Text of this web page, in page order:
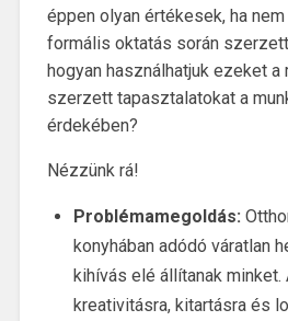
éppen olyan értékesek, ha
formális oktatás során
hogyan használhatjuk ezeket a
szerzett tapasztalatokat a
érdekében?
Nézzünk rá!
Problémamegoldás:
konyhában adódó váratlan
kihívás elé állítanak
kreativitásra, kitartásra és